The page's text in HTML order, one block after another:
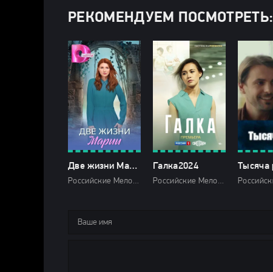
РЕКОМЕНДУЕМ ПОСМОТРЕТЬ:
Две жизни Марии-1 сезон
Российские Мелодрамы 2025 Домашний HD
Галка2024
Российские Мелодрамы 2024 года Россия 1 HD